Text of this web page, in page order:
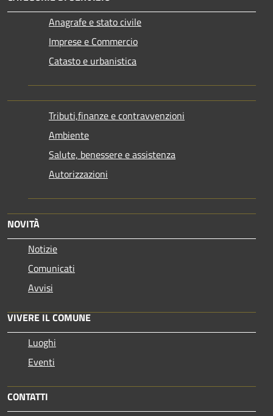
Anagrafe e stato civile
Imprese e Commercio
Catasto e urbanistica
Tributi,finanze e contravvenzioni
Ambiente
Salute, benessere e assistenza
Autorizzazioni
NOVITÀ
Notizie
Comunicati
Avvisi
VIVERE IL COMUNE
Luoghi
Eventi
CONTATTI